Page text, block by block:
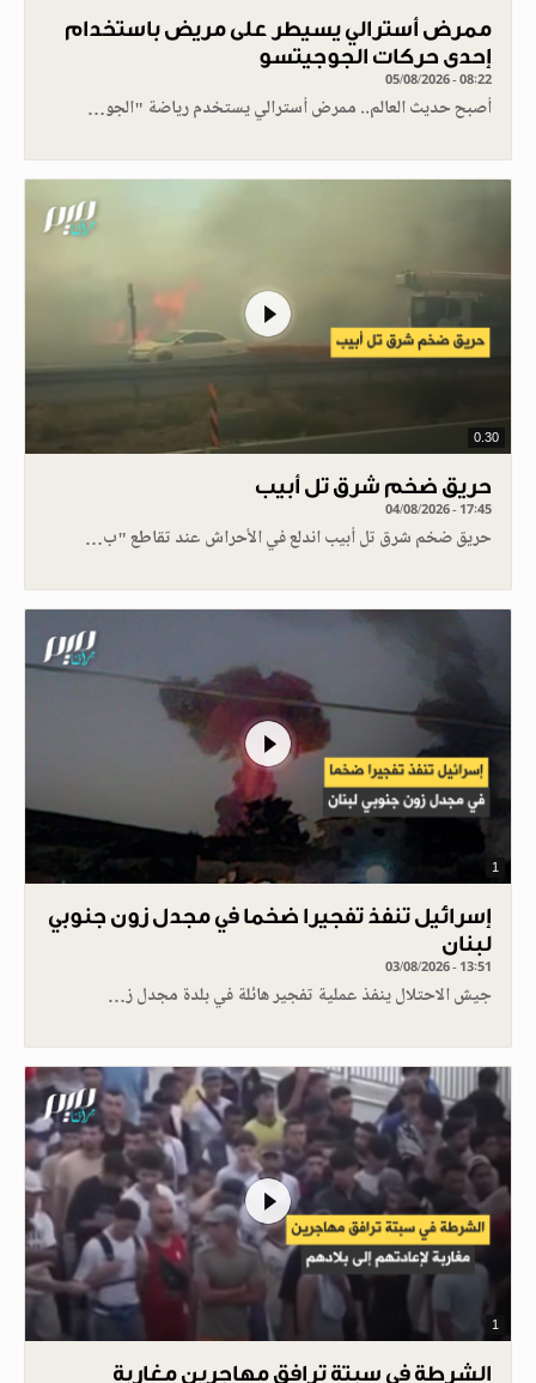
ممرض أسترالي يسيطر على مريض باستخدام
إحدى حركات الجوجيتسو
05/08/2026 - 08:22
أصبح حديث العالم.. ممرض أسترالي يستخدم رياضة "الجو…
0.30
حريق ضخم شرق تل أبيب
04/08/2026 - 17:45
حريق ضخم شرق تل أبيب اندلع في الأحراش عند تقاطع "ب…
1
إسرائيل تنفذ تفجيرا ضخما في مجدل زون جنوبي
لبنان
03/08/2026 - 13:51
جيش الاحتلال ينفذ عملية تفجير هائلة في بلدة مجدل ز…
1
الشرطة في سبتة ترافق مهاجرين مغاربة